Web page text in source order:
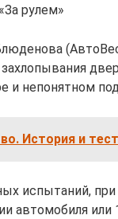
рулем»
и непонятном
История и
испытаний,
автомобиля